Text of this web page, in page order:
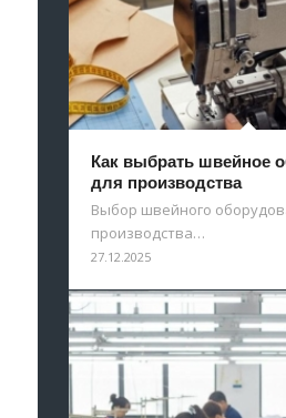
Как выбрать швейное
для производства
Выбор швейного
производства…
27.12.2025